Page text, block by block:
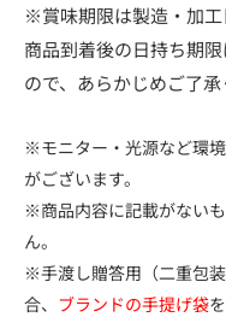
※賞味期限は製造・加工
商品到着後の日持ち期
ので、あらかじめご了承
※モニター・光源など環
がございます。
※商品内容に記載がない
ん。
※手渡し贈答用（二重包
合、 ブランドの手提げ袋